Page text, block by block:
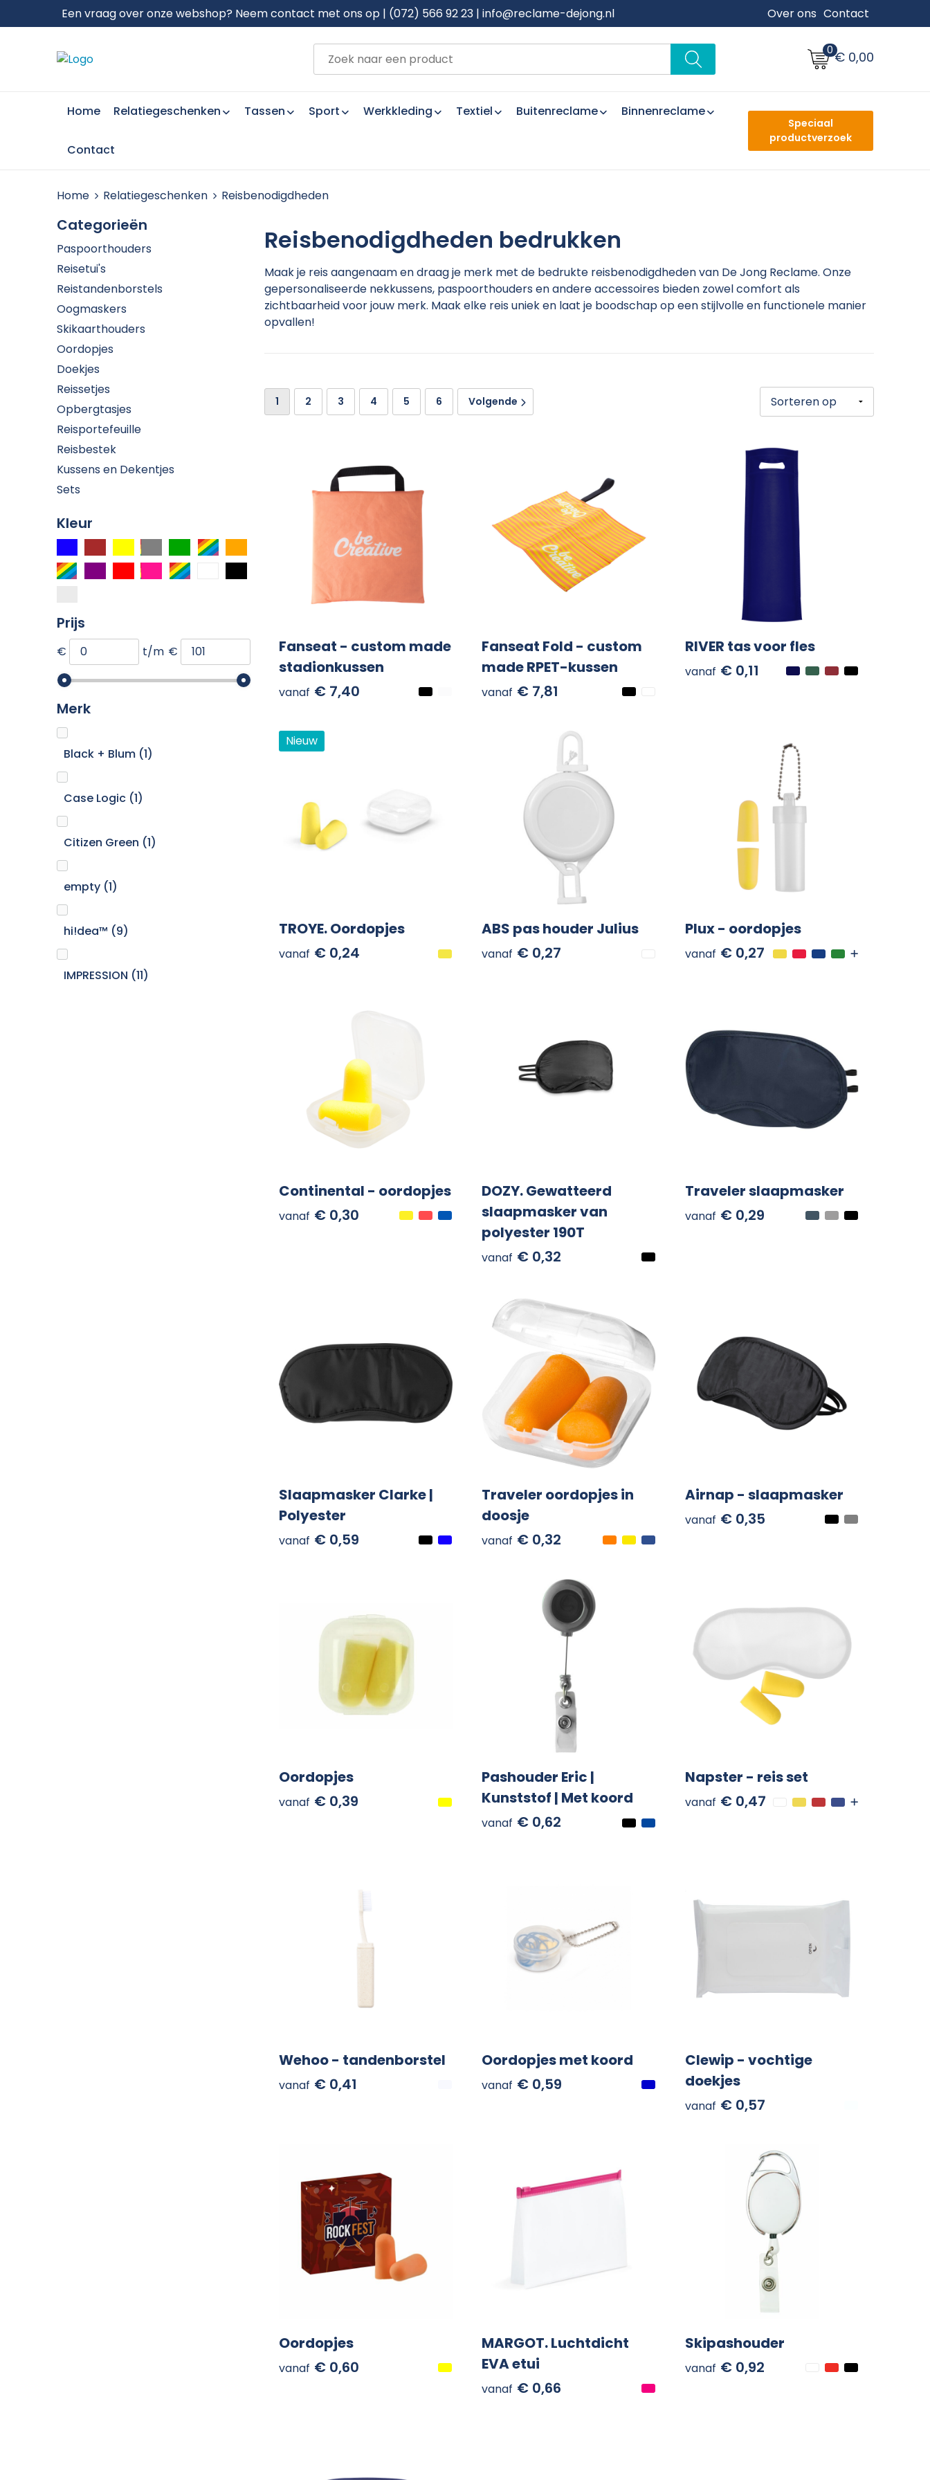
Een vraag over onze webshop? Neem contact met ons op | (072) 566 92 23 | info@reclame-dejong.nl Over ons Contact
0€ 0,00
Home Relatiegeschenken Tassen Sport Werkkleding Textiel Buitenreclame Binnenreclame
Contact
Speciaal
productverzoek
Home Relatiegeschenken Reisbenodigdheden
Categorieën
Paspoorthouders
Reisetui's
Reistandenborstels
Oogmaskers
Skikaarthouders
Oordopjes
Doekjes
Reissetjes
Opbergtasjes
Reisportefeuille
Reisbestek
Kussens en Dekentjes
Sets
Kleur
Prijs
€ t/m €
Merk
Black + Blum (1)
Case Logic (1)
Citizen Green (1)
empty (1)
hi!dea™ (9)
IMPRESSION (11)
Reisbenodigdheden bedrukken
Maak je reis aangenaam en draag je merk met de bedrukte reisbenodigdheden van De Jong Reclame. Onze
gepersonaliseerde nekkussens, paspoorthouders en andere accessoires bieden zowel comfort als
zichtbaarheid voor jouw merk. Maak elke reis uniek en laat je boodschap op een stijlvolle en functionele manier
opvallen!
1 2 3 4 5 6 Volgende
Fanseat - custom made
stadionkussen
vanaf € 7,40
Fanseat Fold - custom
made RPET-kussen
vanaf € 7,81
RIVER tas voor fles
vanaf € 0,11
Nieuw
TROYE. Oordopjes
vanaf € 0,24
ABS pas houder Julius
vanaf € 0,27
Plux - oordopjes
vanaf € 0,27
Continental - oordopjes
vanaf € 0,30
DOZY. Gewatteerd
slaapmasker van
polyester 190T
vanaf € 0,32
Traveler slaapmasker
vanaf € 0,29
Slaapmasker Clarke |
Polyester
vanaf € 0,59
Traveler oordopjes in
doosje
vanaf € 0,32
Airnap - slaapmasker
vanaf € 0,35
Oordopjes
vanaf € 0,39
Pashouder Eric |
Kunststof | Met koord
vanaf € 0,62
Napster - reis set
vanaf € 0,47
Wehoo - tandenborstel
vanaf € 0,41
Oordopjes met koord
vanaf € 0,59
Clewip - vochtige
doekjes
vanaf € 0,57
Oordopjes
vanaf € 0,60
MARGOT. Luchtdicht
EVA etui
vanaf € 0,66
Skipashouder
vanaf € 0,92